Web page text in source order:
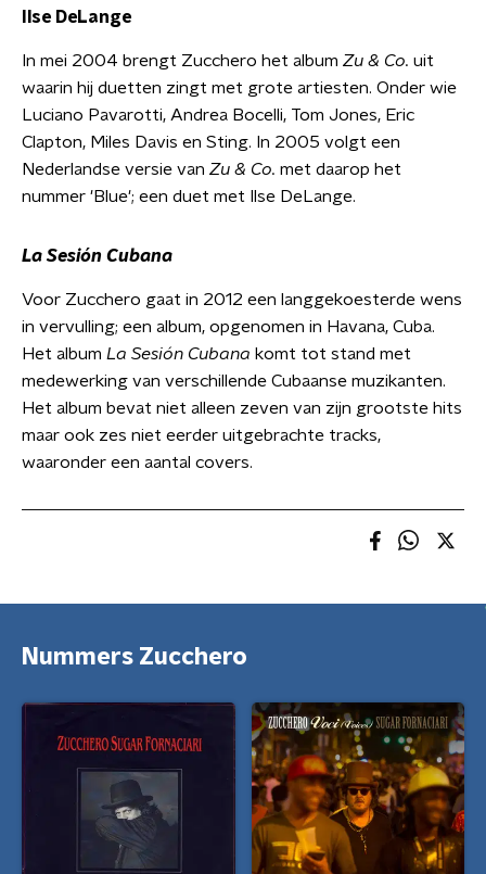
Ilse DeLange
In mei 2004 brengt Zucchero het album Zu & Co. uit
waarin hij duetten zingt met grote artiesten. Onder wie
Luciano Pavarotti, Andrea Bocelli, Tom Jones, Eric
Clapton, Miles Davis en Sting. In 2005 volgt een
Nederlandse versie van Zu & Co. met daarop het
nummer 'Blue'; een duet met Ilse DeLange.
La Sesión Cubana
Voor Zucchero gaat in 2012 een langgekoesterde wens
in vervulling; een album, opgenomen in Havana, Cuba.
Het album La Sesión Cubana komt tot stand met
medewerking van verschillende Cubaanse muzikanten.
Het album bevat niet alleen zeven van zijn grootste hits
maar ook zes niet eerder uitgebrachte tracks,
waaronder een aantal covers.
Nummers Zucchero